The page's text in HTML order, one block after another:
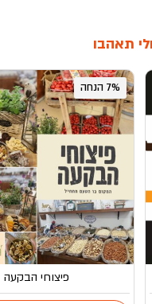
תאהבו
7% הנחה
פיצוחי הבקעה